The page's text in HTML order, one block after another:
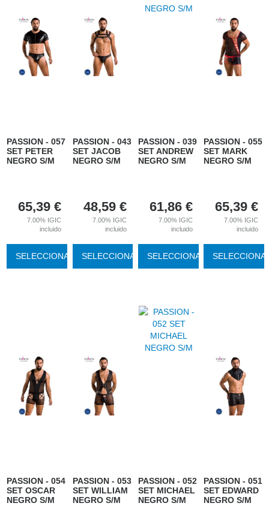
PASSION - 057
SET PETER
NEGRO S/M
65,39 €
7.00% IGIC
incluido
SELECCIONAR
PASSION - 043
SET JACOB
NEGRO S/M
48,59 €
7.00% IGIC
incluido
SELECCIONAR
PASSION - 039
SET ANDREW
NEGRO S/M
61,86 €
7.00% IGIC
incluido
SELECCIONAR
PASSION - 055
SET MARK
NEGRO S/M
65,39 €
7.00% IGIC
incluido
PASSION - 054
SET OSCAR
NEGRO S/M
PASSION - 053
SET WILLIAM
NEGRO S/M
PASSION - 052
SET MICHAEL
NEGRO S/M
PASSION - 051
SET EDWARD
NEGRO S/M